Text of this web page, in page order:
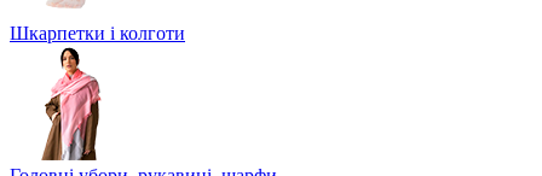
Шкарпетки і колготи